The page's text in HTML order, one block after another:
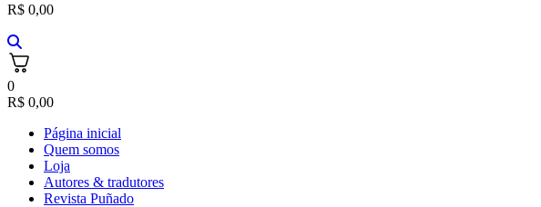
R$ 0,00
0
R$ 0,00
Página inicial
Quem somos
Loja
Autores & tradutores
Revista Puñado